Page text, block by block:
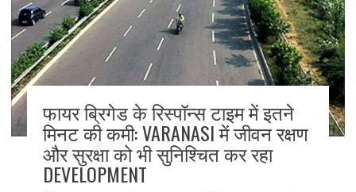
फायर ब्रिगेड के रिस्पॉन्स टाइम में इतने
मिनट की कमी: VARANASI में जीवन रक्षण
और सुरक्षा को भी सुनिश्चित कर रहा
DEVELOPMENT